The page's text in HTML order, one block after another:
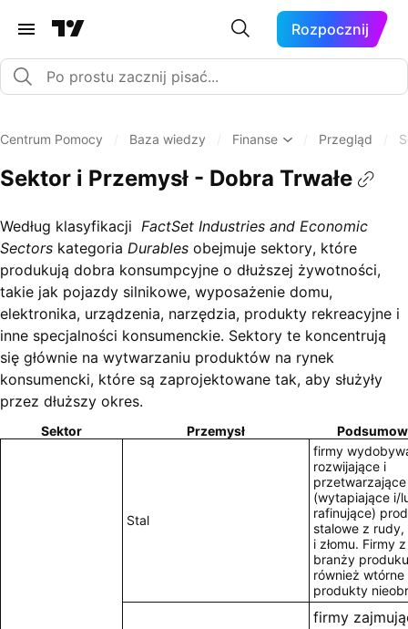
Rozpocznij
Centrum Pomocy Baza wiedzy Finanse Przegląd
Sektor i Przemysł - Dobra Trwałe
Według klasyfikacji FactSet Industries and Economic
Sectors kategoria Durables obejmuje sektory, które
produkują dobra konsumpcyjne o dłuższej żywotności,
takie jak pojazdy silnikowe, wyposażenie domu,
elektronika, urządzenia, narzędzia, produkty rekreacyjne i
inne specjalności konsumenckie. Sektory te koncentrują
się głównie na wytwarzaniu produktów na rynek
konsumencki, które są zaprojektowane tak, aby służyły
przez dłuższy okres.
Sektor Przemysł
Stal
firmy
rozwijające i
przetwarzające
(wytapiające i/
rafinujące)
stalowe z rudy,
i złomu. Firmy
branży
również wtórne
produkty
firmy